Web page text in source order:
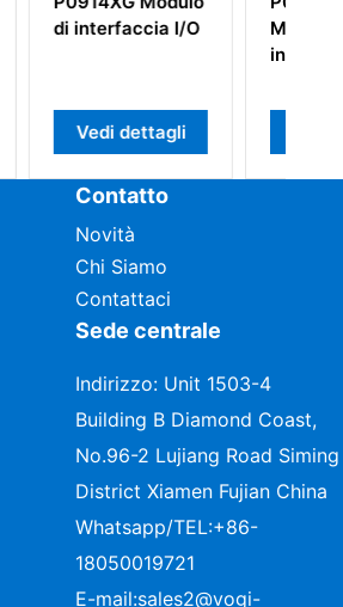
Modulo di
Vedi dettagli
Assemblaggio
terminazione a
Contatto
Novità
Chi Siamo
Contattaci
Sede centrale
Indirizzo: Unit 1503-4
Building B Diamond Coast,
No.96-2 Lujiang Road Siming
District Xiamen Fujian China
Whatsapp/TEL:+86-
18050019721
E-mail:sales2@vogi-